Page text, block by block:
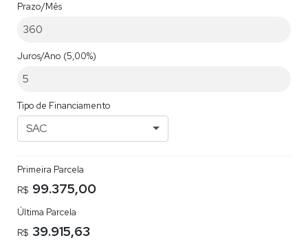
Prazo/Mês
Juros/Ano (5,00%)
Tipo de Financiamento
SAC
Primeira Parcela
R$ 99.375,00
Última Parcela
R$ 39.915,63